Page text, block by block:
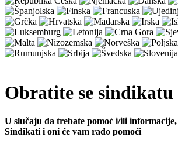
Obratite se sindikatu
U slučaju da trebate pomoć i/ili
Sindikati i oni će vam rado pomoći